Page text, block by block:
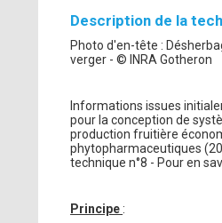
Description de la
Photo d'en-tête :
verger - © INRA Gotheron
Informations issues
pour la conception de
production fruitière
phytopharmaceutiques
technique n°8 - Pour en
Principe :